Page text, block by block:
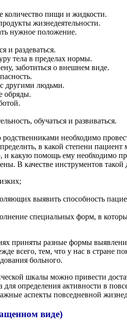
количество пищи и жидкости.
жизнедеятельности.
нужное положение.
и раздеваться.
тела в пределах нормы.
заботиться о внешнем виде.
другими людьми.
обряды.
обучаться и развиваться.
необходимо
в какой степени пациент
и какую помощь ему необходимо
В качестве инструментов такой
выявить способность
специальных форм, в
приняты разные формы
всего, тем, что у нас в стране
больного.
шкалы можно привести
для определения активности в
аспекты повседневной
виде)